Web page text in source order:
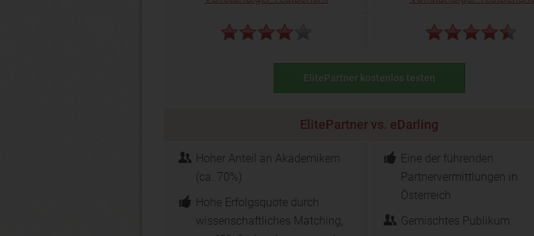
ElitePartner kostenlos testen
ElitePartner vs. eDarling
Hoher Anteil an Akademikern
(ca. 70%)
Hohe Erfolgsquote durch
wissenschaftliches Matching,
Eine der führenden
Partnervermittlungen in
Österreich
Gemischtes Publikum